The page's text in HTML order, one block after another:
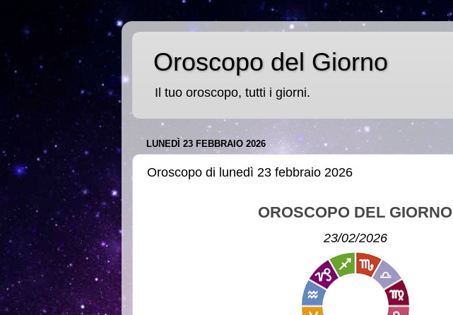
Oroscopo del Giorno
Il tuo oroscopo, tutti i giorni.
LUNEDÌ 23 FEBBRAIO 2026
Oroscopo di lunedì 23 febbraio 2026
OROSCOPO DEL GIORNO
23/02/2026